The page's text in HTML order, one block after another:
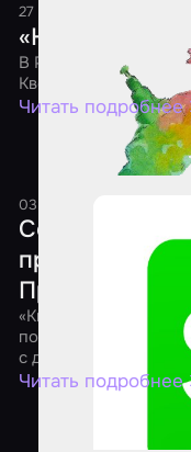
27 мая 2021
«Ночь Квестов
В России состоится
Квестов»
Читать подробнее
03 апреля 2021
Состоялся
Приволжского
«КвестФорум» – это
помочь
с другом улучшить
Читать подробнее